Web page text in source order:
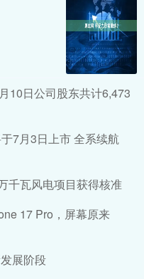
10日公司股东共计6,473
7月3日上市 全系续航
千瓦风电项目获得核准
17 Pro，屏幕原来
展阶段